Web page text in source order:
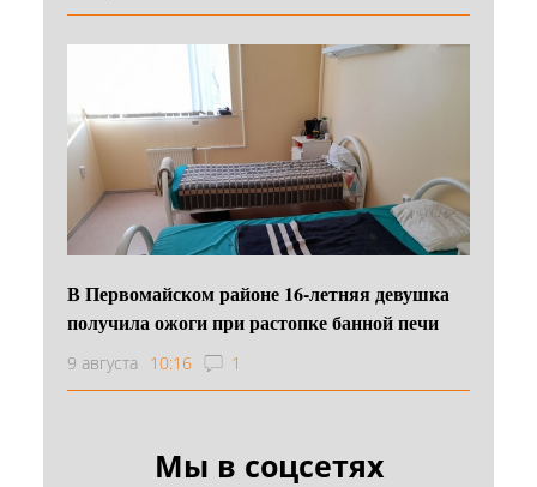
В Первомайском районе 16‑летняя девушка
получила ожоги при растопке банной печи
9 августа 10:16 1
Мы в соцсетях